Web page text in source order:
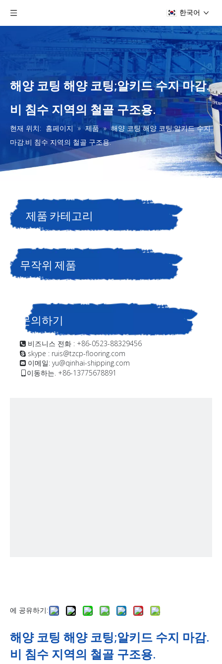
한국어
해양 코팅 해양 코팅;알키드 수지 마감.
비 침수 지역의 철골 구조용.
현재 위치: 홈페이지 » 제품 » 해양 코팅 해양 코팅;알키드 수지
마감.비 침수 지역의 철골 구조용.
제품 카테고리
무작위 제품
문의하기
 비즈니스 전화 : +86-0523-88329456
 skype : ruis@tzcp-flooring.com
 이메일: yu@qinhai-shipping.com
이동하는. +86-13775678891
에 공유하기:
해양 코팅 해양 코팅;알키드 수지 마감.
비 침수 지역의 철골 구조용.